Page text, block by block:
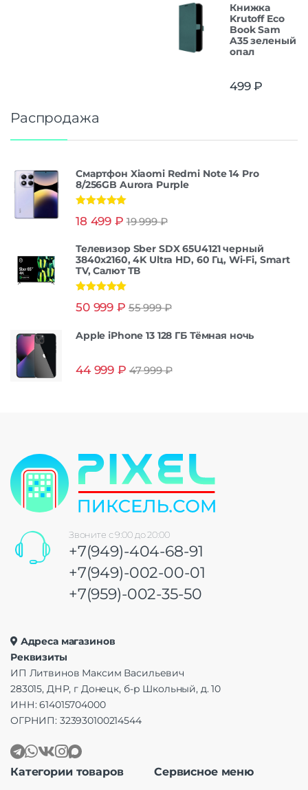
Книжка
Krutoff Eco
Book Sam
A35 зеленый
опал
499₽
Распродажа
Смартфон Xiaomi Redmi Note 14 Pro
8/256GB Aurora Purple
из 5
18 499 ₽ 19 999₽
Телевизор Sber SDX 65U4121 черный
3840x2160, 4K Ultra HD, 60 Гц, Wi-Fi, Smart
TV, Салют ТВ
из 5
50 999 ₽ 55 999₽
Apple iPhone 13 128 ГБ Тёмная ночь
44 999 ₽ 47 999₽
Звоните с 9:00 до 20:00
+7(949)-404-68-91
+7(949)-002-00-01
+7(959)-002-35-50
Адреса магазинов
Реквизиты
ИП Литвинов Максим Васильевич
283015, ДНР, г Донецк, б-р Школьный, д. 10
ИНН: 614015704000
ОГРНИП: 323930100214544
Категории товаров Сервисное меню